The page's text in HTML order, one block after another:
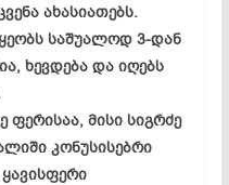
ახასიათებს.
საშუალოდ 3-დან
ხევდება და იღებს
ფერისაა, მისი სიგრძე
კონუსისებრი